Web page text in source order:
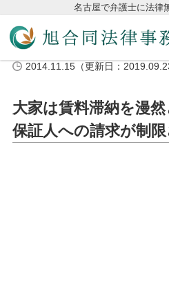
名古屋で弁護士に法律
2014.11.15（更新日：
大家は賃料滞納を漫
保証人への請求が制